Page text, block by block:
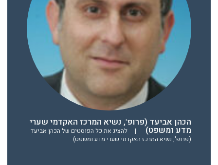
הכהן אביעד (פרופ', נשיא המרכז האקדמי שערי
מדע ומשפט) |
להציג את כל הפוסטים של הכהן אביעד
(פרופ', נשיא המרכז האקדמי שערי מדע ומשפט)